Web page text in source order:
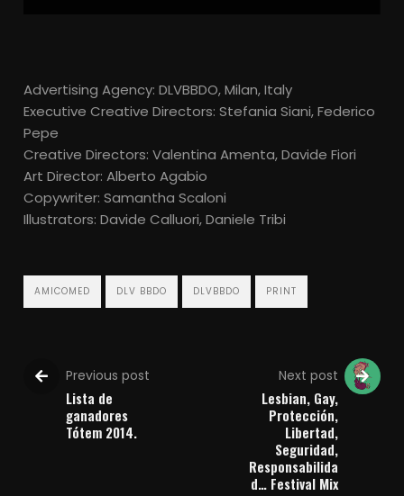
Advertising Agency: DLVBBDO, Milan, Italy
Executive Creative Directors: Stefania Siani, Federico
Pepe
Creative Directors: Valentina Amenta, Davide Fiori
Art Director: Alberto Agabio
Copywriter: Samantha Scaloni
Illustrators: Davide Calluori, Daniele Tribi
AMICOMED DLV BBDO DLVBBDO PRINT
Previous post
Lista de
ganadores
Tótem 2014.
Next post
Lesbian, Gay,
Protección,
Libertad,
Seguridad,
Responsabilida
d… Festival Mix